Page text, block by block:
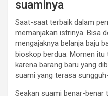
suaminya
Saat-saat terbaik dalam
memanjakan istrinya. Bisa
mengajaknya belanja baju
bioskop berdua. Momen
karena barang baru yang
suami yang terasa
Seakan suami benar-benar